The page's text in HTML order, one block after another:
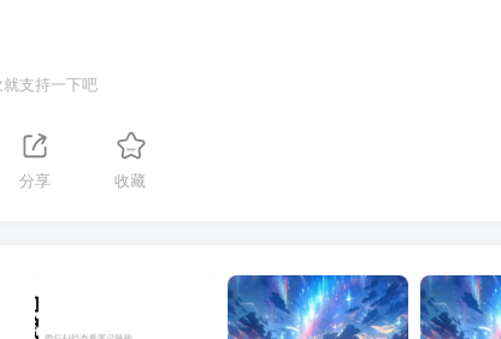
支持一下吧
分享 收藏